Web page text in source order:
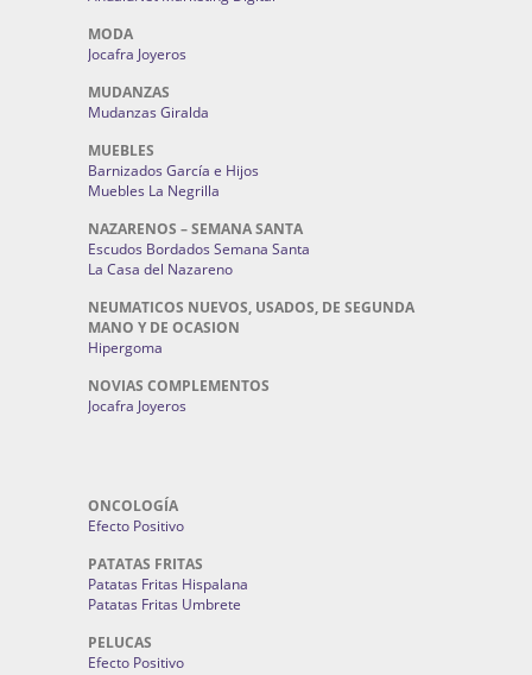
MODA
Jocafra Joyeros
MUDANZAS
Mudanzas Giralda
MUEBLES
Barnizados García e Hijos
Muebles La Negrilla
NAZARENOS – SEMANA SANTA
Escudos Bordados Semana Santa
La Casa del Nazareno
NEUMATICOS NUEVOS, USADOS, DE SEGUNDA
MANO Y DE OCASION
Hipergoma
NOVIAS COMPLEMENTOS
Jocafra Joyeros
ONCOLOGÍA
Efecto Positivo
PATATAS FRITAS
Patatas Fritas Hispalana
Patatas Fritas Umbrete
PELUCAS
Efecto Positivo